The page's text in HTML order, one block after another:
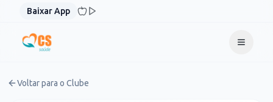
Pular para o conteúdo
Baixar App
Voltar para o Clube